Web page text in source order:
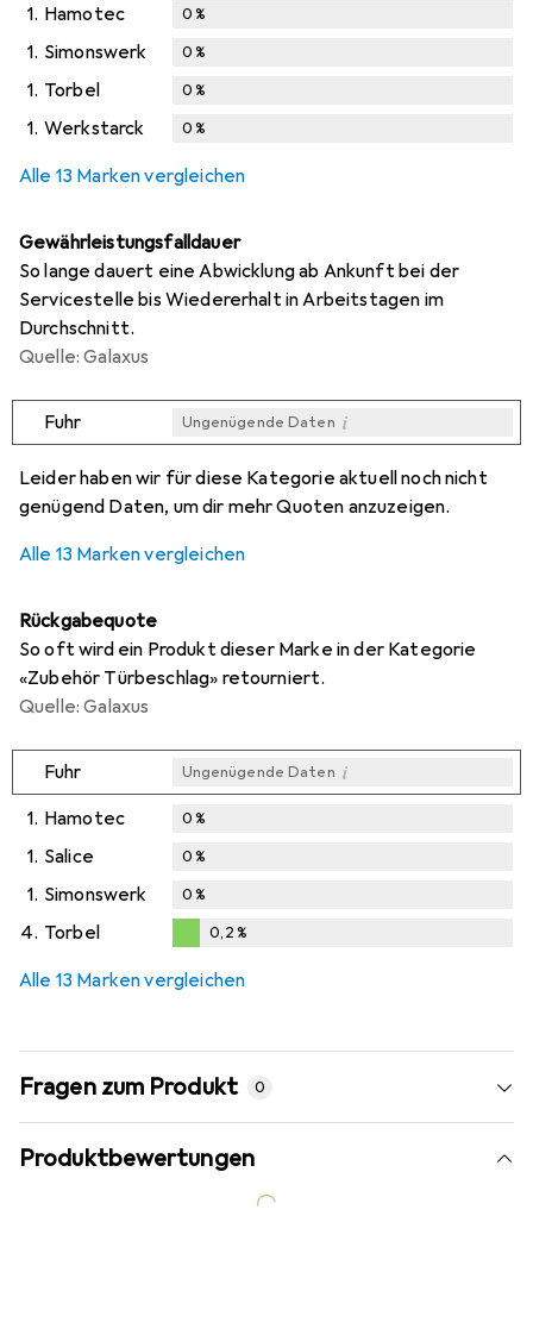
1. Hamotec 0%
1. Simonswerk 0%
1. Torbel 0%
1. Werkstarck 0%
Alle 13 Marken vergleichen
Gewährleistungsfalldauer
So lange dauert eine Abwicklung ab Ankunft bei der
Servicestelle bis Wiedererhalt in Arbeitstagen im
Durchschnitt.
Quelle: Galaxus
Fuhr Ungenügende Daten i
i
i
i
i
Leider haben wir für diese Kategorie aktuell noch nicht
genügend Daten, um dir mehr Quoten anzuzeigen.
Alle 13 Marken vergleichen
Rückgabequote
So oft wird ein Produkt dieser Marke in der Kategorie
«Zubehör Türbeschlag» retourniert.
Quelle: Galaxus
Fuhr Ungenügende Daten i
1. Hamotec 0%
1. Salice 0%
1. Simonswerk 0%
4. Torbel 0,2%
Alle 13 Marken vergleichen
Fragen zum Produkt 0
Produktbewertungen